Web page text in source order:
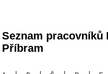
Seznam pracovníků
Příbram